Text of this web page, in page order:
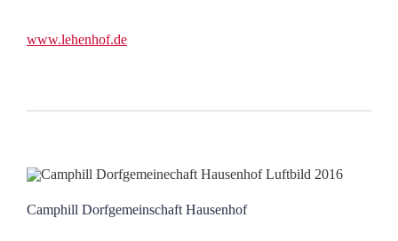
www.lehenhof.de
Camphill Dorfgemeinschaft Hausenhof